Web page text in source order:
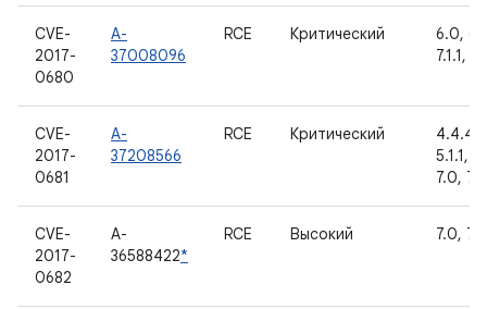
CVE-
2017-
0680
A-
37008096
RCE Критический
6.0,
7.1.1,
CVE-
2017-
0681
A-
37208566
RCE Критический
4.4.4,
5.1.1,
7.0,
CVE-
2017-
0682
A-
36588422*
RCE Высокий 7.0,